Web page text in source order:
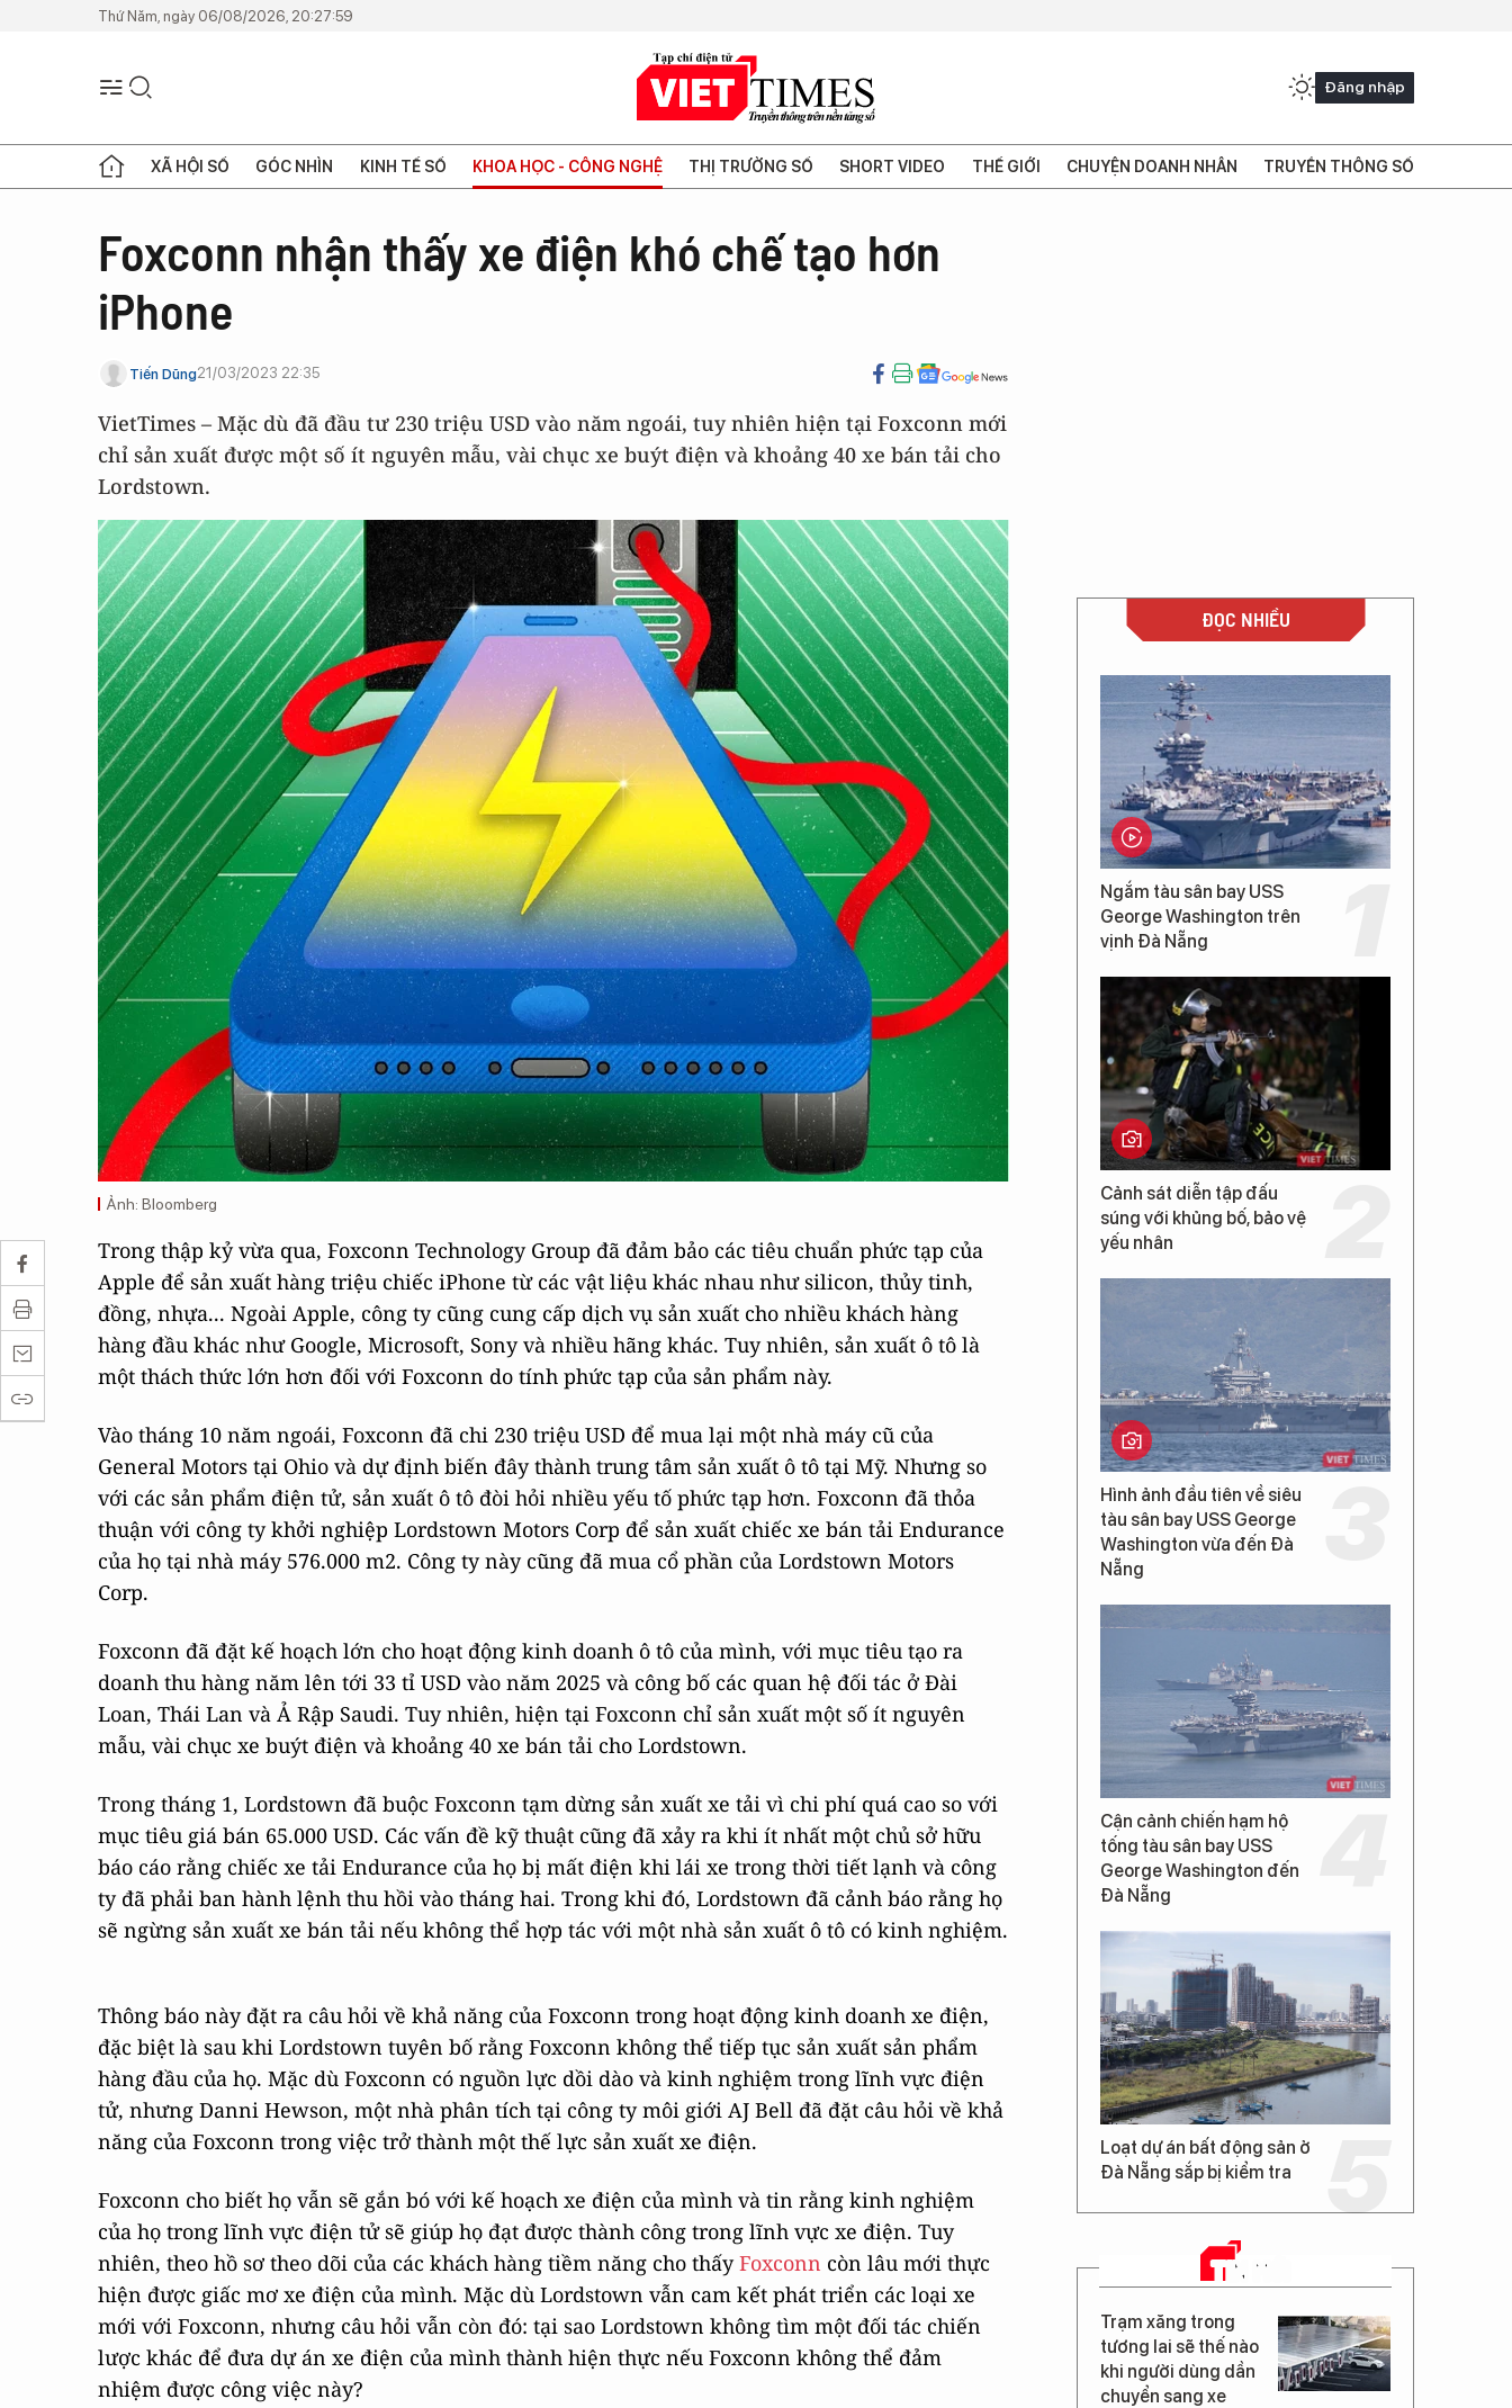
Thứ Năm, ngày 06/08/2026, 20:27:59
Đăng nhập
XÃ HỘI SỐ GÓC NHÌN KINH TẾ SỐ KHOA HỌC - CÔNG NGHỆ THỊ TRƯỜNG SỐ SHORT VIDEO THẾ GIỚI CHUYỆN DOANH NHÂN TRUYỀN THÔNG SỐ
Foxconn nhận thấy xe điện khó chế tạo hơn
iPhone
Tiến Dũng21/03/2023 22:35
VietTimes – Mặc dù đã đầu tư 230 triệu USD vào năm ngoái, tuy nhiên hiện tại Foxconn mới
chỉ sản xuất được một số ít nguyên mẫu, vài chục xe buýt điện và khoảng 40 xe bán tải cho
Lordstown.
Ảnh: Bloomberg
Trong thập kỷ vừa qua, Foxconn Technology Group đã đảm bảo các tiêu chuẩn phức tạp của
Apple để sản xuất hàng triệu chiếc iPhone từ các vật liệu khác nhau như silicon, thủy tinh,
đồng, nhựa... Ngoài Apple, công ty cũng cung cấp dịch vụ sản xuất cho nhiều khách hàng
hàng đầu khác như Google, Microsoft, Sony và nhiều hãng khác. Tuy nhiên, sản xuất ô tô là
một thách thức lớn hơn đối với Foxconn do tính phức tạp của sản phẩm này.
Vào tháng 10 năm ngoái, Foxconn đã chi 230 triệu USD để mua lại một nhà máy cũ của
General Motors tại Ohio và dự định biến đây thành trung tâm sản xuất ô tô tại Mỹ. Nhưng so
với các sản phẩm điện tử, sản xuất ô tô đòi hỏi nhiều yếu tố phức tạp hơn. Foxconn đã thỏa
thuận với công ty khởi nghiệp Lordstown Motors Corp để sản xuất chiếc xe bán tải Endurance
của họ tại nhà máy 576.000 m2. Công ty này cũng đã mua cổ phần của Lordstown Motors
Corp.
Foxconn đã đặt kế hoạch lớn cho hoạt động kinh doanh ô tô của mình, với mục tiêu tạo ra
doanh thu hàng năm lên tới 33 tỉ USD vào năm 2025 và công bố các quan hệ đối tác ở Đài
Loan, Thái Lan và Ả Rập Saudi. Tuy nhiên, hiện tại Foxconn chỉ sản xuất một số ít nguyên
mẫu, vài chục xe buýt điện và khoảng 40 xe bán tải cho Lordstown.
Trong tháng 1, Lordstown đã buộc Foxconn tạm dừng sản xuất xe tải vì chi phí quá cao so với
mục tiêu giá bán 65.000 USD. Các vấn đề kỹ thuật cũng đã xảy ra khi ít nhất một chủ sở hữu
báo cáo rằng chiếc xe tải Endurance của họ bị mất điện khi lái xe trong thời tiết lạnh và công
ty đã phải ban hành lệnh thu hồi vào tháng hai. Trong khi đó, Lordstown đã cảnh báo rằng họ
sẽ ngừng sản xuất xe bán tải nếu không thể hợp tác với một nhà sản xuất ô tô có kinh nghiệm.
Thông báo này đặt ra câu hỏi về khả năng của Foxconn trong hoạt động kinh doanh xe điện,
đặc biệt là sau khi Lordstown tuyên bố rằng Foxconn không thể tiếp tục sản xuất sản phẩm
hàng đầu của họ. Mặc dù Foxconn có nguồn lực dồi dào và kinh nghiệm trong lĩnh vực điện
tử, nhưng Danni Hewson, một nhà phân tích tại công ty môi giới AJ Bell đã đặt câu hỏi về khả
năng của Foxconn trong việc trở thành một thế lực sản xuất xe điện.
Foxconn cho biết họ vẫn sẽ gắn bó với kế hoạch xe điện của mình và tin rằng kinh nghiệm
của họ trong lĩnh vực điện tử sẽ giúp họ đạt được thành công trong lĩnh vực xe điện. Tuy
nhiên, theo hồ sơ theo dõi của các khách hàng tiềm năng cho thấyFoxconn còn lâu mới thực
hiện được giấc mơ xe điện của mình. Mặc dù Lordstown vẫn cam kết phát triển các loại xe
mới với Foxconn, nhưng câu hỏi vẫn còn đó: tại sao Lordstown không tìm một đối tác chiến
lược khác để đưa dự án xe điện của mình thành hiện thực nếu Foxconn không thể đảm
nhiệm được công việc này?
ĐỌC NHIỀU
Ngắm tàu sân bay USS
George Washington trên
vịnh Đà Nẵng
Cảnh sát diễn tập đấu
súng với khủng bố, bảo vệ
yếu nhân
Hình ảnh đầu tiên về siêu
tàu sân bay USS George
Washington vừa đến Đà
Nẵng
Cận cảnh chiến hạm hộ
tống tàu sân bay USS
George Washington đến
Đà Nẵng
Loạt dự án bất động sản ở
Đà Nẵng sắp bị kiểm tra
TIN MỚI
Trạm xăng trong
tương lai sẽ thế nào
khi người dùng dần
chuyển sang xe